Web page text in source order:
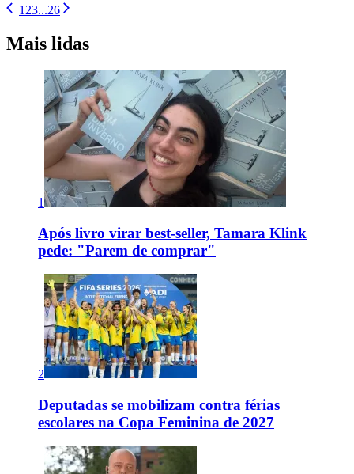
1 23...26
Mais lidas
1
Após livro virar best-seller, Tamara Klink
pede: "Parem de comprar"
2
Deputadas se mobilizam contra férias
escolares na Copa Feminina de 2027